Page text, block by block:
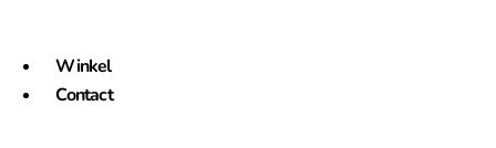
Winkel
Contact